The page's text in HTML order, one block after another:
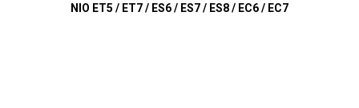
NIO ET5 / ET7 / ES6 / ES7 / ES8 / EC6 / EC7